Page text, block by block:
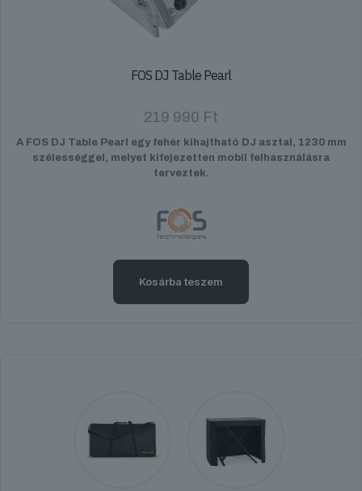
FOS DJ Table Pearl
219 990 Ft
A FOS DJ Table Pearl egy fehér kihajtható DJ asztal, 1230 mm
szélességgel, melyet kifejezetten mobil felhasználásra
terveztek.
Kosárba teszem